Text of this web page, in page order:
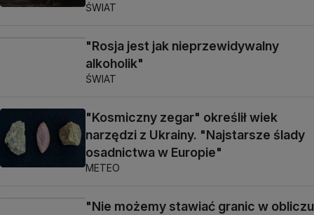
ŚWIAT
"Rosja jest jak nieprzewidywalny
alkoholik"
ŚWIAT
"Kosmiczny zegar" określił wiek
narzędzi z Ukrainy. "Najstarsze ślady
osadnictwa w Europie"
METEO
"Nie możemy stawiać granic w obliczu